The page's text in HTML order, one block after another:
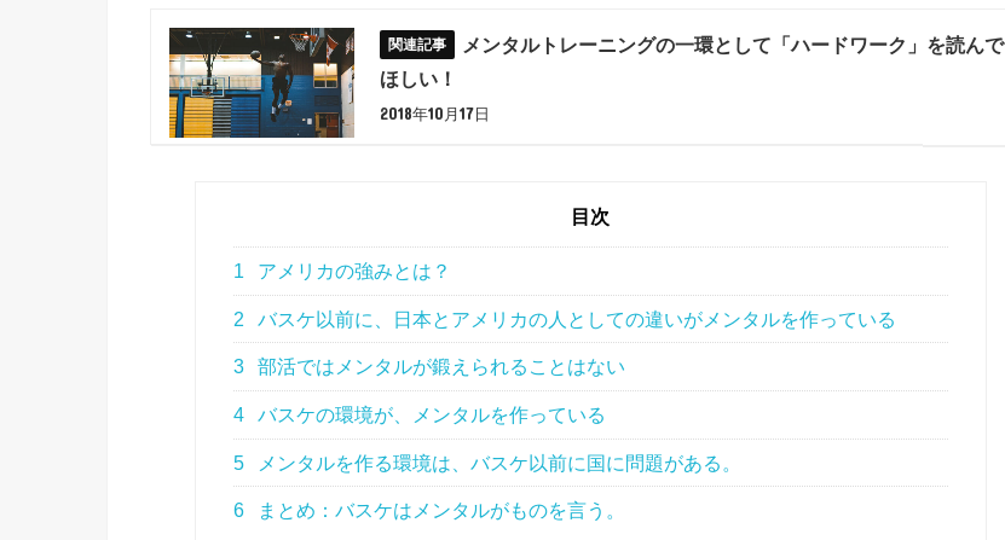
メンタルトレーニングの一環として「ハードワーク」を読んで
ほしい！
2018年10月17日
目次
1 アメリカの強みとは？
2 バスケ以前に、日本とアメリカの人としての違いがメンタルを作っている
3 部活ではメンタルが鍛えられることはない
4 バスケの環境が、メンタルを作っている
5 メンタルを作る環境は、バスケ以前に国に問題がある。
6 まとめ：バスケはメンタルがものを言う。